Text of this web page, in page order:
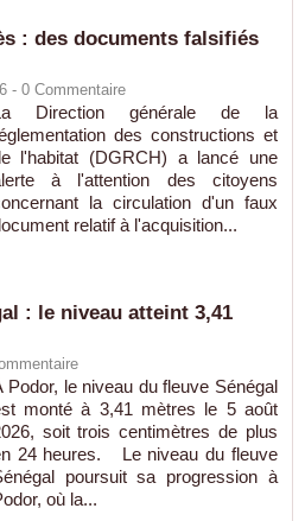
: des documents falsifiés
- 0 Commentaire
Direction générale de la
des constructions et
l'habitat (DGRCH) a lancé une
à l'attention des citoyens
la circulation d'un faux
relatif à l'acquisition...
: le niveau atteint 3,41
Podor, le niveau du fleuve Sénégal
monté à 3,41 mètres le 5 août
soit trois centimètres de plus
24 heures. Le niveau du fleuve
poursuit sa progression à
où la...